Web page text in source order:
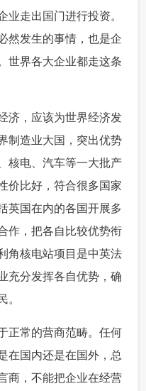
业走出国门进行投资。
然发生的事情，也是企
世界各大企业都走这条
，应该为世界经济发
制造业大国，突出优势
核电、汽车等一大批产
价比好，符合很多国家
英国在内的各国开展多
作，把各自比较优势衔
角核电站项目是中英法
充分发挥各自优势，确
。
常的营商范畴。任何
在国内还是在国外，总
商，不能把企业在经营